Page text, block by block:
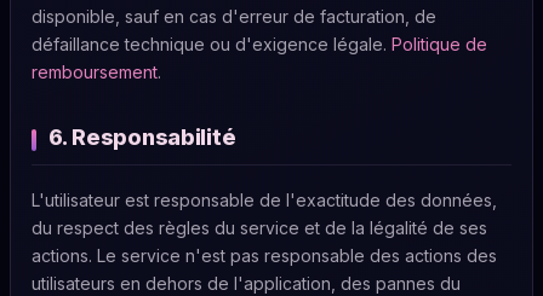
disponible, sauf en cas d'erreur de facturation, de
défaillance technique ou d'exigence légale. Politique de
remboursement.
6. Responsabilité
L'utilisateur est responsable de l'exactitude des données,
du respect des règles du service et de la légalité de ses
actions. Le service n'est pas responsable des actions des
utilisateurs en dehors de l'application, des pannes du